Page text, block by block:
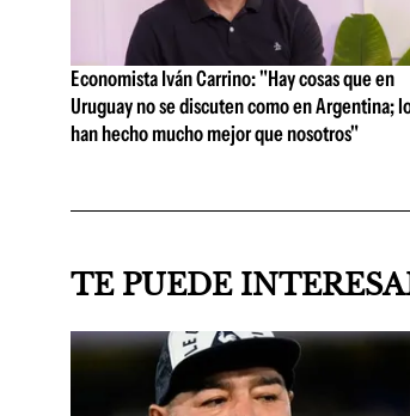
Economista Iván Carrino: "Hay cosas que en
Uruguay no se discuten como en Argentina;
han hecho mucho mejor que nosotros"
TE PUEDE